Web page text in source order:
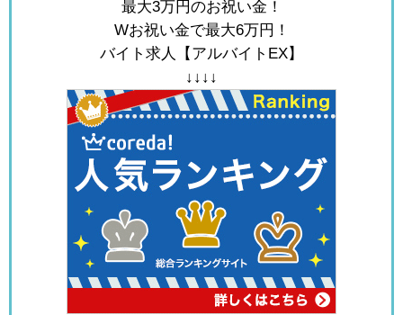
最大3万円のお祝い金！
Wお祝い金で最大6万円！
バイト求人【アルバイトEX】
↓↓↓↓